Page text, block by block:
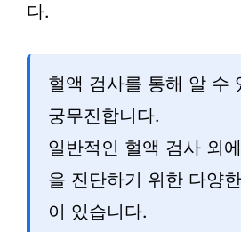
다.
혈액 검사를 통해 알 수
궁무진합니다.
일반적인 혈액 검사 외
을 진단하기 위한 다양
이 있습니다.